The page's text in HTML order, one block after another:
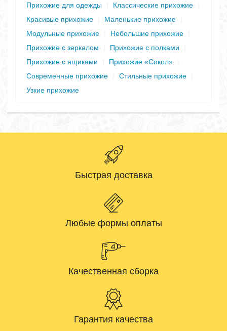
Прихожие для одежды
Классические прихожие
Красивые прихожие
Маленькие прихожие
Модульные прихожие
Небольшие прихожие
Прихожие с зеркалом
Прихожие с полками
Прихожие с ящиками
Прихожие «Сокол»
Современные прихожие
Стильные прихожие
Узкие прихожие
Быстрая доставка
Любые формы оплаты
Качественная сборка
Гарантия качества